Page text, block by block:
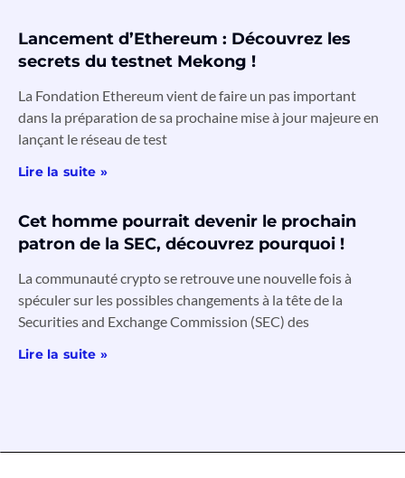
Lancement d’Ethereum : Découvrez les
secrets du testnet Mekong !
La Fondation Ethereum vient de faire un pas important
dans la préparation de sa prochaine mise à jour majeure en
lançant le réseau de test
Lire la suite »
Cet homme pourrait devenir le prochain
patron de la SEC, découvrez pourquoi !
La communauté crypto se retrouve une nouvelle fois à
spéculer sur les possibles changements à la tête de la
Securities and Exchange Commission (SEC) des
Lire la suite »